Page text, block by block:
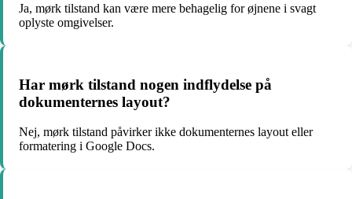
Ja, mørk tilstand kan være mere behagelig for øjnene i svagt
oplyste omgivelser.
Har mørk tilstand nogen indflydelse på
dokumenternes layout?
Nej, mørk tilstand påvirker ikke dokumenternes layout eller
formatering i Google Docs.